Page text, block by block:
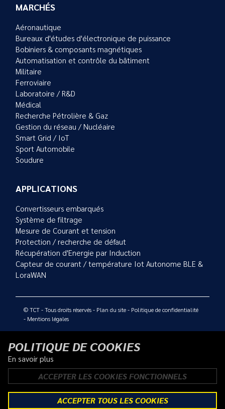
MARCHÉS
Aéronautique
Bureaux d'études d'électronique de puissance
Bobiniers & composants magnétiques
Automatisation et contrôle du bâtiment
Militaire
Ferroviaire
Laboratoire / R&D
Médical
Recherche Pétrolière & Gaz
Gestion du réseau / Nucléaire
Smart Grid / IoT
Sport Automobile
Soudure
APPLICATIONS
Convertisseurs embarqués
Système de filtrage
Mesure de Courant et tension
Protection / recherche de défaut
Récupération d'Energie par Induction
Capteur de courant / température Iot Autonome BLE &
LoraWAN
© TCT - Tous droits réservés - Plan du site- Politique de confidentialité
- Mentions légales
POLITIQUE DE COOKIES
En savoir plus
ACCEPTER LES COOKIES FONCTIONNELS
ACCEPTER TOUS LES COOKIES